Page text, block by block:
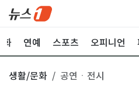
화 연예 스포츠 오피니언
생활/문화 공연ㆍ전시